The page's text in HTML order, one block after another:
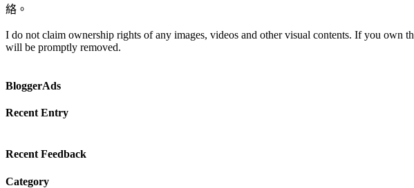
絡。
I do not claim ownership rights of any images, videos and other visual contents. If you own
will be promptly removed.
BloggerAds
Recent Entry
Recent Feedback
Category